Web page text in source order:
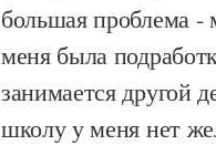
большая проблема -
меня была
занимается другой
школу у меня нет